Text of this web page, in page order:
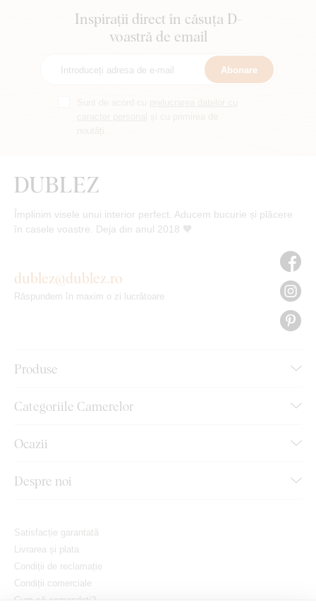
Inspirații direct în căsuța D-
voastră de email
Abonare
Împlinim visele unui interior perfect. Aducem bucurie și plăcere
în casele voastre. Deja din anul 2018 🧡
Produse
Categoriile Camerelor
Ocazii
Despre noi
dublez@dublez.ro
Răspundem în maxim o zi lucrătoare
Satisfacție garantată
Livrarea și plata
Condiții de reclamație
Condiții comerciale
Cum să comandați?